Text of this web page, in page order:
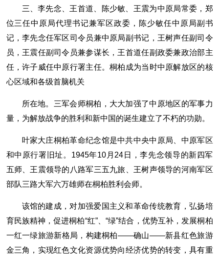
三、李先念、王首道、陈少敏、王震为中原局常委，郑
位三任中原局代理书记兼军区政委，陈少敏任中原局副书
记，李先念任军区司令员兼中原局副书记，王树声任副司令
员，王震任副司令员兼参谋长，王首道任副政委兼政治部主
任，许子威任中原行署主任。桐柏成为当时中原解放区的核
心区域和各级首脑机关
所在地。三军会师桐柏，大大加强了中原地区的军事力
量，为解放战争的胜利和新中国的诞生建立了不朽的功勋。
叶家大庄桐柏革命纪念馆是中共中央中原局、中原军区
和中原行署旧址。1945年10月24日，李先念领导的新四军
五师、王震领导的八路军三五九旅、王树声领导的河南军区
部队三路大军六万雄师在桐柏胜利会师。
该馆的建成，对加强爱国主义和革命传统教育，弘扬培
育民族精神，促进桐柏“红”、“绿”结合，优势互补，发展桐柏
一红一绿旅游新格局，构建桐柏——确山——新县红色旅游
金三角，实现红色文化资源优势向经济优势的转变，具有重